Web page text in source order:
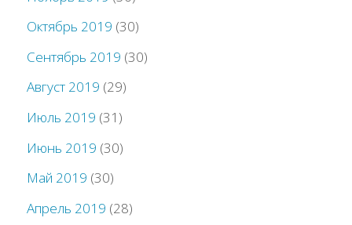
Октябрь 2019 (30)
Сентябрь 2019 (30)
Август 2019 (29)
Июль 2019 (31)
Июнь 2019 (30)
Май 2019 (30)
Апрель 2019 (28)